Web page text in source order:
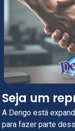
Seja um
A Dengo está
para fazer parte